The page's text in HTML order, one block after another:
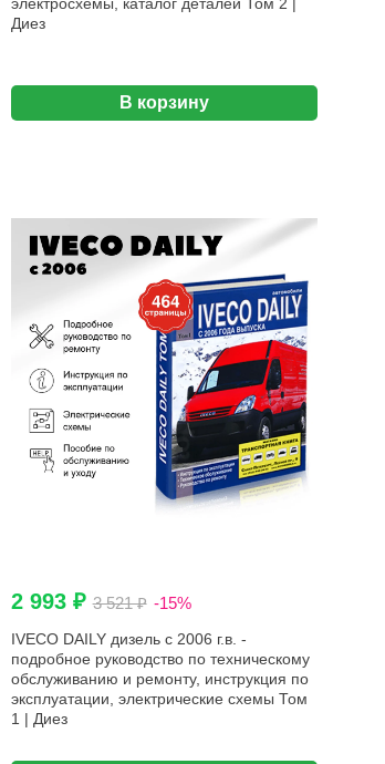
Диез
В корзину
2 993 ₽3 521 ₽ -15%
IVECO DAILY дизель с 2006 г.в. -
подробное руководство по техническому
обслуживанию и ремонту, инструкция по
эксплуатации, электрические схемы Том
1 | Диез